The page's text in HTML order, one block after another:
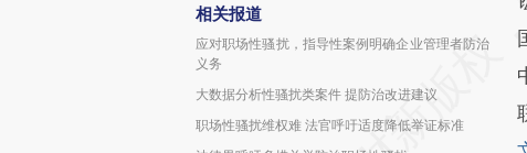
相关报道
应对职场性骚扰，指导性案例明确企业管理者防治
义务
大数据分析性骚扰类案件 提防治改进建议
职场性骚扰维权难 法官呼吁适度降低举证标准